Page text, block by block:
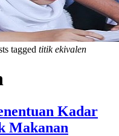
tagged titik ekivalen
Kadar
Makanan